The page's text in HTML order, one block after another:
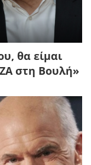
θα είμαι
στη Βουλή»